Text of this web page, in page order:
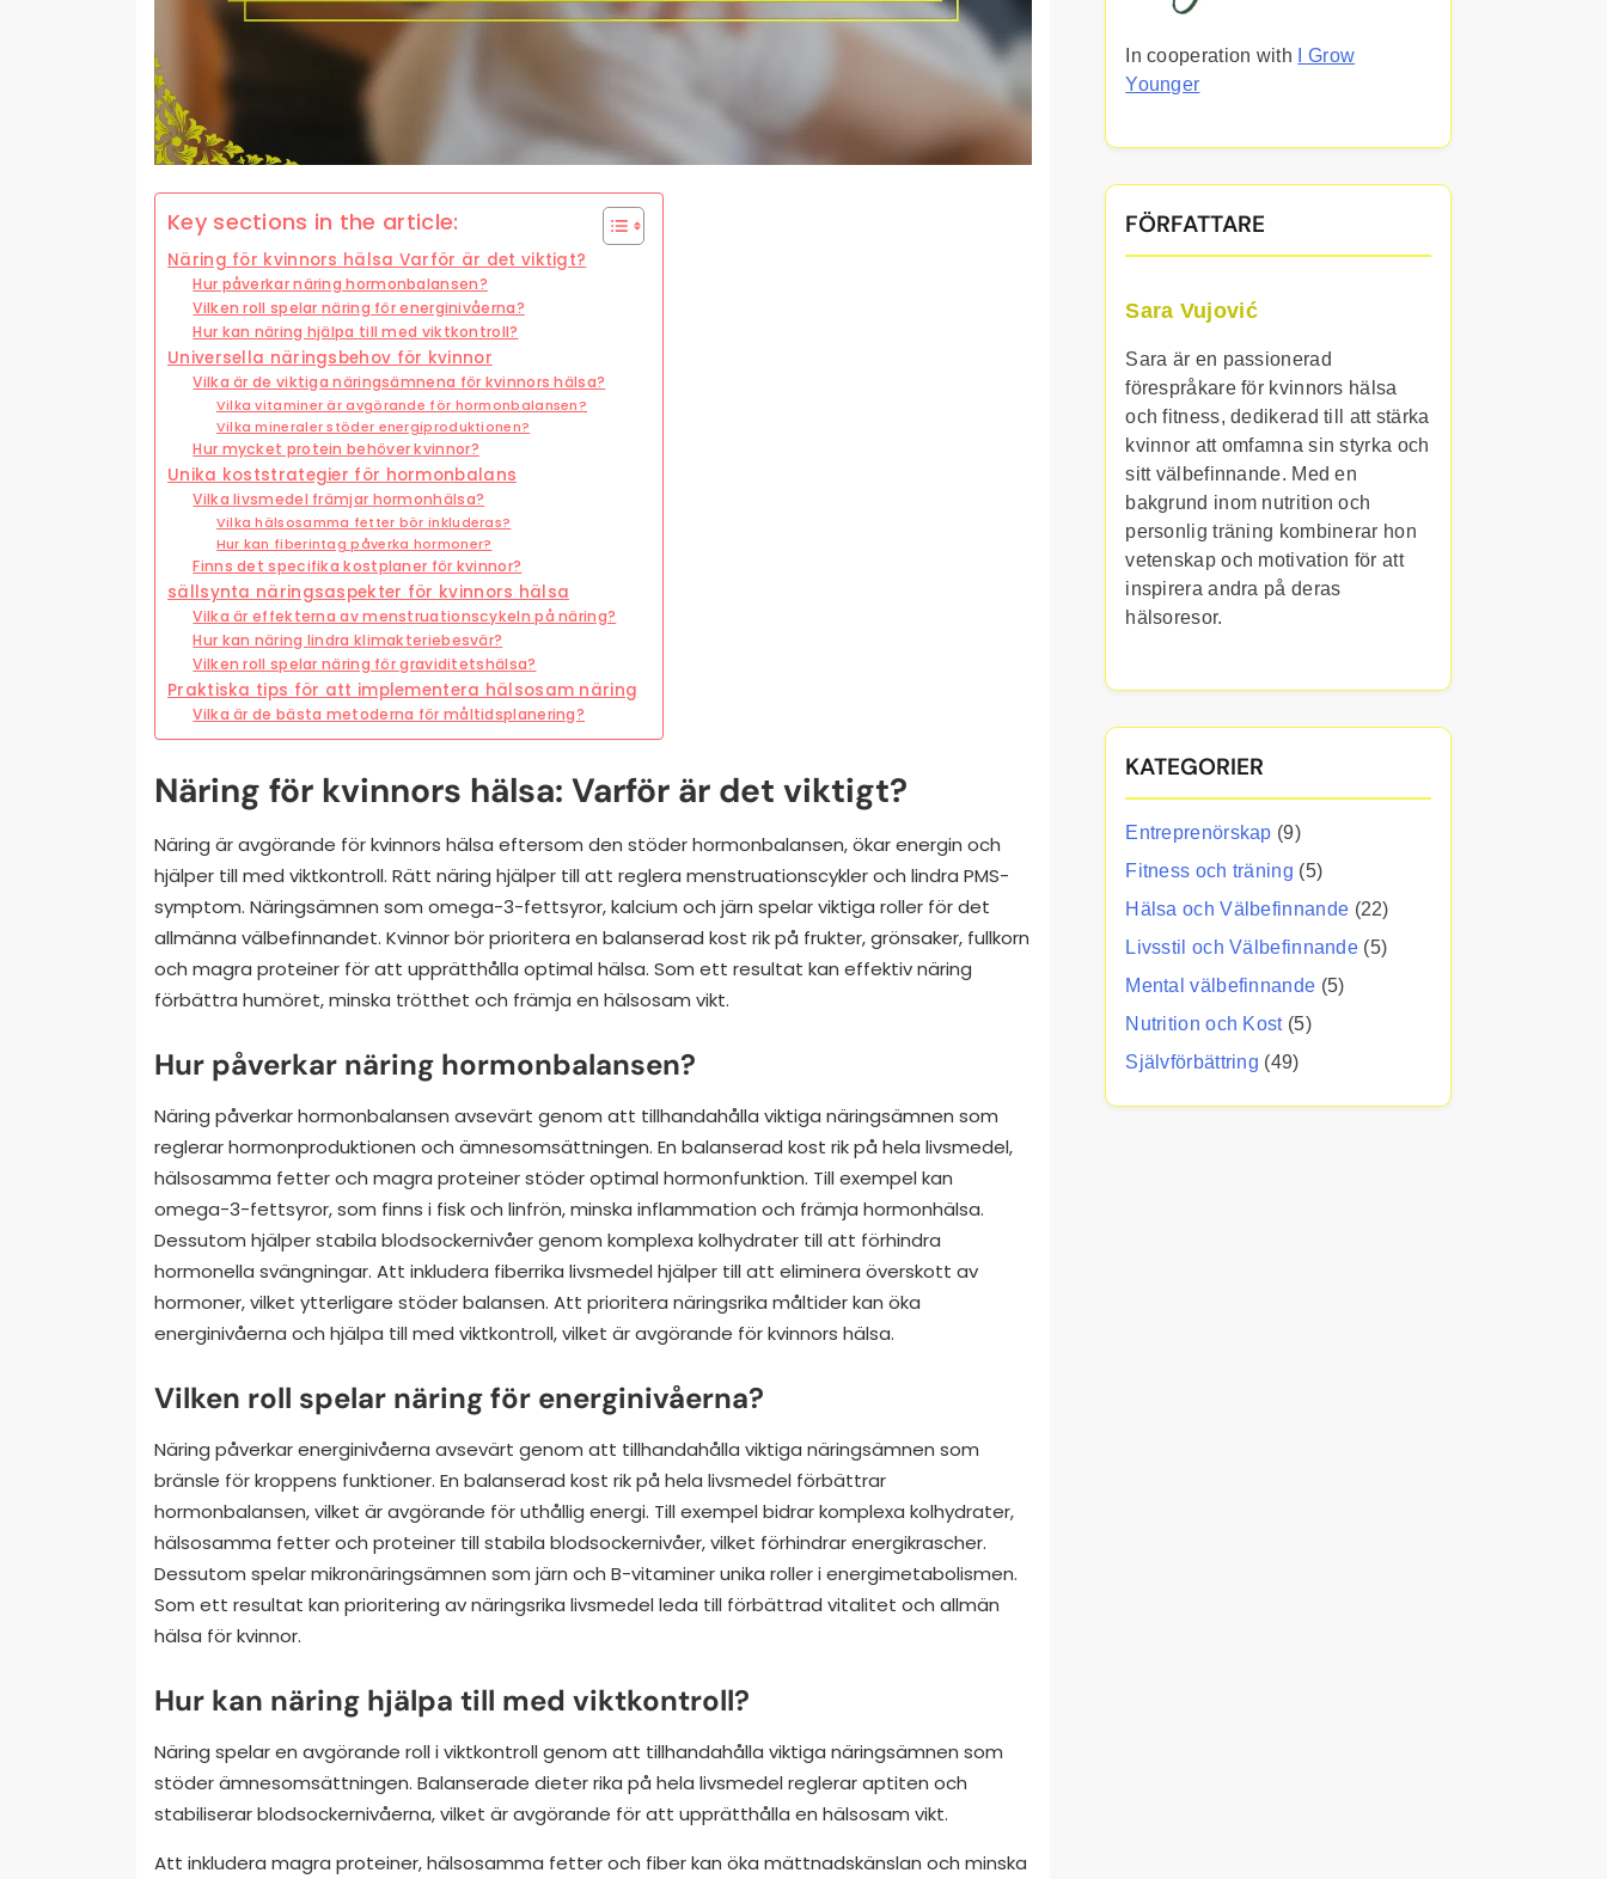
Key sections in the article:
Näring för kvinnors hälsa Varför är det viktigt?
Hur påverkar näring hormonbalansen?
Vilken roll spelar näring för energinivåerna?
Hur kan näring hjälpa till med viktkontroll?
Universella näringsbehov för kvinnor
Vilka är de viktiga näringsämnena för kvinnors hälsa?
Vilka vitaminer är avgörande för hormonbalansen?
Vilka mineraler stöder energiproduktionen?
Hur mycket protein behöver kvinnor?
Unika koststrategier för hormonbalans
Vilka livsmedel främjar hormonhälsa?
Vilka hälsosamma fetter bör inkluderas?
Hur kan fiberintag påverka hormoner?
Finns det specifika kostplaner för kvinnor?
sällsynta näringsaspekter för kvinnors hälsa
Vilka är effekterna av menstruationscykeln på näring?
Hur kan näring lindra klimakteriebesvär?
Vilken roll spelar näring för graviditetshälsa?
Praktiska tips för att implementera hälsosam näring
Vilka är de bästa metoderna för måltidsplanering?
Näring för kvinnors hälsa: Varför är det viktigt?
Näring är avgörande för kvinnors hälsa eftersom den stöder hormonbalansen, ökar energin och
hjälper till med viktkontroll. Rätt näring hjälper till att reglera menstruationscykler och lindra PMS-
symptom. Näringsämnen som omega-3-fettsyror, kalcium och järn spelar viktiga roller för det
allmänna välbefinnandet. Kvinnor bör prioritera en balanserad kost rik på frukter, grönsaker, fullkorn
och magra proteiner för att upprätthålla optimal hälsa. Som ett resultat kan effektiv näring
förbättra humöret, minska trötthet och främja en hälsosam vikt.
Hur påverkar näring hormonbalansen?
Näring påverkar hormonbalansen avsevärt genom att tillhandahålla viktiga näringsämnen som
reglerar hormonproduktionen och ämnesomsättningen. En balanserad kost rik på hela livsmedel,
hälsosamma fetter och magra proteiner stöder optimal hormonfunktion. Till exempel kan
omega-3-fettsyror, som finns i fisk och linfrön, minska inflammation och främja hormonhälsa.
Dessutom hjälper stabila blodsockernivåer genom komplexa kolhydrater till att förhindra
hormonella svängningar. Att inkludera fiberrika livsmedel hjälper till att eliminera överskott av
hormoner, vilket ytterligare stöder balansen. Att prioritera näringsrika måltider kan öka
energinivåerna och hjälpa till med viktkontroll, vilket är avgörande för kvinnors hälsa.
Vilken roll spelar näring för energinivåerna?
Näring påverkar energinivåerna avsevärt genom att tillhandahålla viktiga näringsämnen som
bränsle för kroppens funktioner. En balanserad kost rik på hela livsmedel förbättrar
hormonbalansen, vilket är avgörande för uthållig energi. Till exempel bidrar komplexa kolhydrater,
hälsosamma fetter och proteiner till stabila blodsockernivåer, vilket förhindrar energikrascher.
Dessutom spelar mikronäringsämnen som järn och B-vitaminer unika roller i energimetabolismen.
Som ett resultat kan prioritering av näringsrika livsmedel leda till förbättrad vitalitet och allmän
hälsa för kvinnor.
Hur kan näring hjälpa till med viktkontroll?
Näring spelar en avgörande roll i viktkontroll genom att tillhandahålla viktiga näringsämnen som
stöder ämnesomsättningen. Balanserade dieter rika på hela livsmedel reglerar aptiten och
stabiliserar blodsockernivåerna, vilket är avgörande för att upprätthålla en hälsosam vikt.
Att inkludera magra proteiner, hälsosamma fetter och fiber kan öka mättnadskänslan och minska
In cooperation with
I Grow
Younger
FÖRFATTARE
Sara Vujović
Sara är en passionerad
förespråkare för kvinnors hälsa
och fitness, dedikerad till att stärka
kvinnor att omfamna sin styrka och
sitt välbefinnande. Med en
bakgrund inom nutrition och
personlig träning kombinerar hon
vetenskap och motivation för att
inspirera andra på deras
hälsoresor.
KATEGORIER
Entreprenörskap (9)
Fitness och träning (5)
Hälsa och Välbefinnande (22)
Livsstil och Välbefinnande (5)
Mental välbefinnande (5)
Nutrition och Kost(5)
Självförbättring (49)